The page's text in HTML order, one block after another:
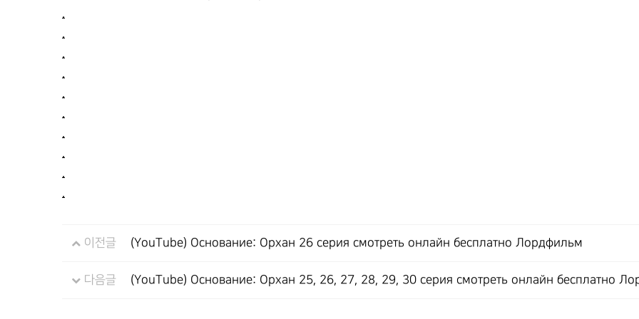
.
.
.
.
.
.
.
.
.
.
이전글 (YouTube) Основание: Орхан 26 серия смотреть онлайн бесплатно Лордфильм
다음글 (YouTube) Основание: Орхан 25, 26, 27, 28, 29, 30 серия смотреть онлайн бесплатно